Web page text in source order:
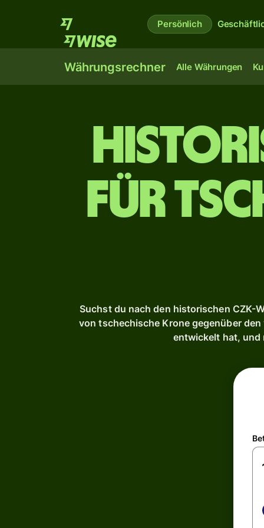
Persönlich
Währungsrechner Alle Währungen
für
Suchst du nach den historischen CZK-
von tschechische Krone gegenüber
entwickelt hat, und